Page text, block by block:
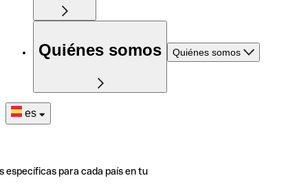
Quiénes somos Quiénes somos
es
específicas para cada país en tu